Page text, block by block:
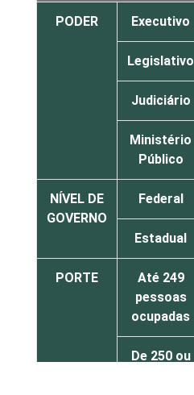
PODER Executivo
Legislativo
Judiciário
Ministério
Público
NÍVEL DE
GOVERNO
Federal
Estadual
PORTE
Até 249
pessoas
ocupadas
De 250 ou